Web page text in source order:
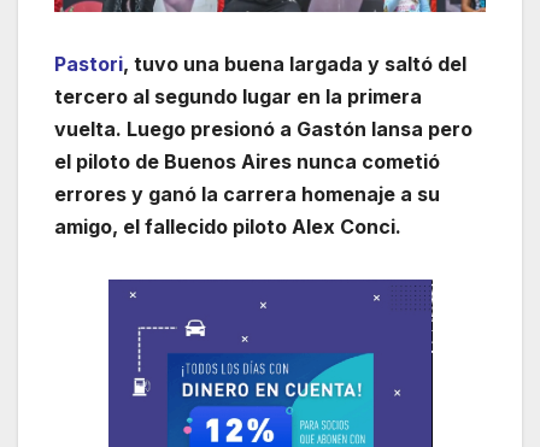
Pastori, tuvo una buena largada y saltó del
tercero al segundo lugar en la primera
vuelta. Luego presionó a Gastón Iansa pero
el piloto de Buenos Aires nunca cometió
errores y ganó la carrera homenaje a su
amigo, el fallecido piloto Alex Conci.